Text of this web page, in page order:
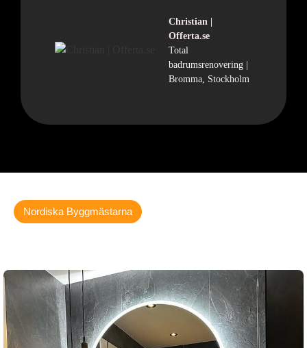
Christian |
Offerta.se
Total
badrumsrenovering |
Bromma, Stockholm
Nordiska Byggmästarna